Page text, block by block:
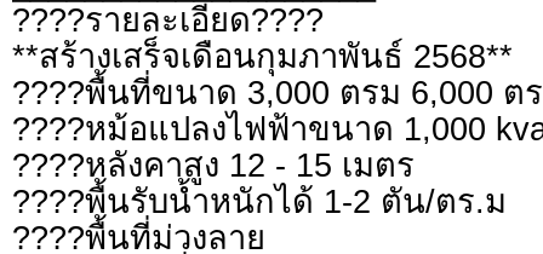
????รายละเอียด????
**สร้างเสร็จเดือนกุมภาพันธ์ 2568**
????พื้นที่ขนาด 3,000 ตรม 6,000 ต
????หม้อแปลงไฟฟ้าขนาด 1,000
????หลังคาสูง 12 - 15 เมตร
????พื้นรับน้ำหนักได้ 1-2 ตัน/ตร.ม
????พื้นที่ม่วงลาย